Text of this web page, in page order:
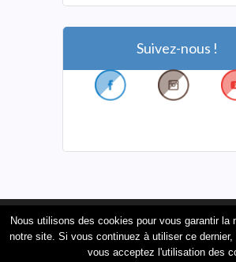
Suivez-nous !
Powerd by WordPress| Made with
Copyright © 2026 · All Rights
TRANSITION
Nous utilisons des cookies pour vous garantir la
notre site. Si vous continuez à utiliser ce dernier,
vous acceptez l'utilisation des